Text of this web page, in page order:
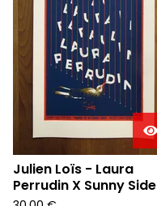
Julien Loïs - Laura
Perrudin X Sunny Side